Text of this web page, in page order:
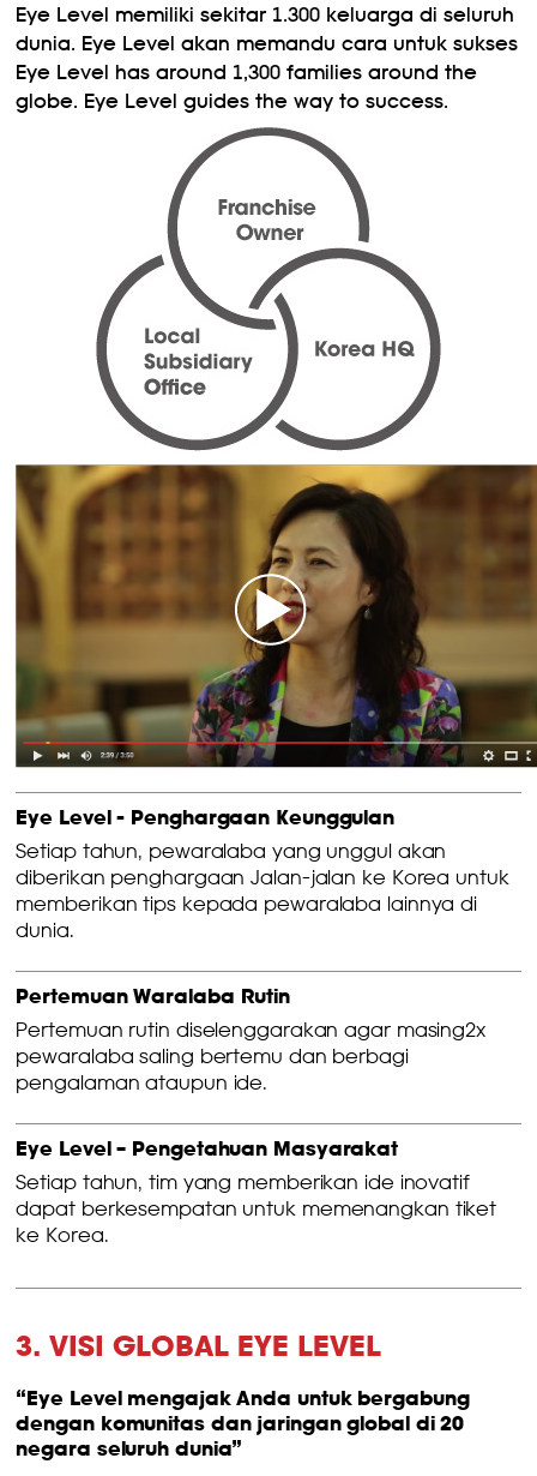
Eye Level memiliki sekitar 1.300 keluarga di seluruh
dunia. Eye Level akan memandu cara untuk sukses
Eye Level has around 1,300 families around the
globe. Eye Level guides the way to success.
Eye Level - Penghargaan Keunggulan
Setiap tahun, pewaralaba yang unggul akan
diberikan penghargaan Jalan-jalan ke Korea untuk
memberikan tips kepada pewaralaba lainnya di
dunia.
Pertemuan Waralaba Rutin
Pertemuan rutin diselenggarakan agar masing2x
pewaralaba saling bertemu dan berbagi
pengalaman ataupun ide.
Eye Level – Pengetahuan Masyarakat
Setiap tahun, tim yang memberikan ide inovatif
dapat berkesempatan untuk memenangkan tiket
ke Korea.
3. VISI GLOBAL EYE LEVEL
“Eye Level mengajak Anda untuk bergabung
dengan komunitas dan jaringan global di 20
negara seluruh dunia”